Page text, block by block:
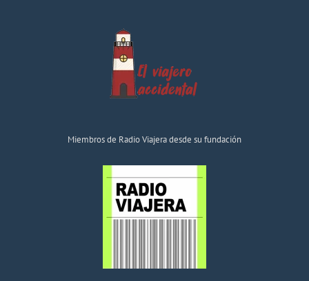
Miembros de Radio Viajera desde su fundación